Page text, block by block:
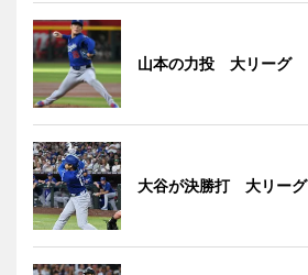
山本の力投 大リーグ
大谷が決勝打 大リーグ